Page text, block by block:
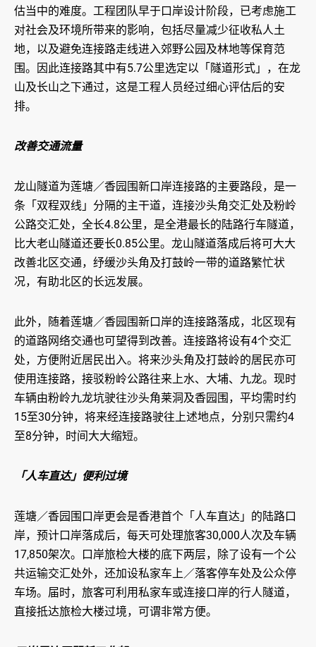
估当中的难度。工程团队早于口岸设计阶段，已考虑施工
对社会及环境所带来的影响，包括尽量减少征收私人土
地，以及避免连接路走线进入郊野公园及林地等保育范
围。因此连接路其中有5.7公里选定以「隧道形式」，在龙
山及长山之下通过，这是工程人员经过细心评估后的安
排。
改善交通流量
龙山隧道为莲塘／香园围新口岸连接路的主要路段，是一
条「双程双线」分隔的主干道，连接沙头角交汇处及粉岭
公路交汇处，全长4.8公里，是全港最长的陆路行车隧道，
比大老山隧道还要长0.85公里。龙山隧道落成后将可大大
改善北区交通，纾缓沙头角及打鼓岭一带的道路繁忙状
况，有助北区的长远发展。
此外，随着莲塘／香园围新口岸的连接路落成，北区现有
的道路网络交通也可望得到改善。连接路将设有4个交汇
处，方便附近居民出入。将来沙头角及打鼓岭的居民亦可
使用连接路，接驳粉岭公路往来上水、大埔、九龙。现时
车辆由粉岭九龙坑驶往沙头角莱洞及香园围，平均需时约
15至30分钟，将来经连接路驶往上述地点，分别只需约4
至8分钟，时间大大缩短。
「人车直达」便利过境
莲塘／香园围口岸更会是香港首个「人车直达」的陆路口
岸，预计口岸落成后，每天可处理旅客30,000人次及车辆
17,850架次。口岸旅检大楼的底下两层，除了设有一个公
共运输交汇处外，还加设私家车上／落客停车处及公众停
车场。届时，旅客可利用私家车或连接口岸的行人隧道，
直接抵达旅检大楼过境，可谓非常方便。